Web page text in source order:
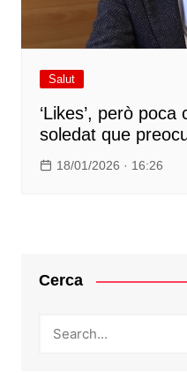
Salut
‘Likes’, però
soledat que
18/01/2026 · 16:26
Cerca